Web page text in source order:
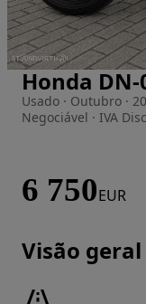
Imagem 1 de 13
Honda DN-
Usado · Outubro ·
Negociável · IVA
6 750EUR
Visão geral